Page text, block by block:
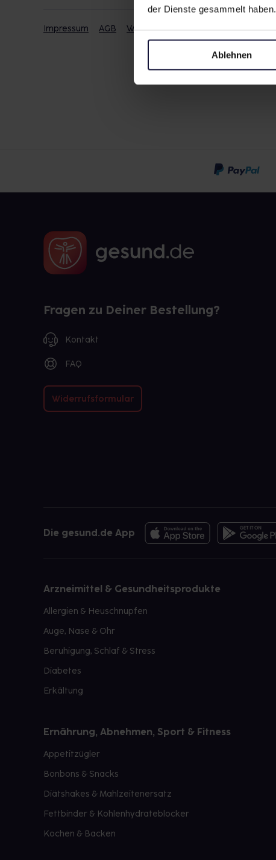
der Dienste gesammelt haben.
Ablehnen
Impressum AGB Widerrufsbelehrung
Fragen zu Deiner Bestellung?
Kontakt
FAQ
Widerrufsformular
Die gesund.de App
Arzneimittel & Gesundheitsprodukte
Allergien & Heuschnupfen
Auge, Nase & Ohr
Beruhigung, Schlaf & Stress
Diabetes
Erkältung
Ernährung, Abnehmen, Sport & Fitness
Appetitzügler
Bonbons & Snacks
Diätshakes & Mahlzeitenersatz
Fettbinder & Kohlenhydrateblocker
Kochen & Backen